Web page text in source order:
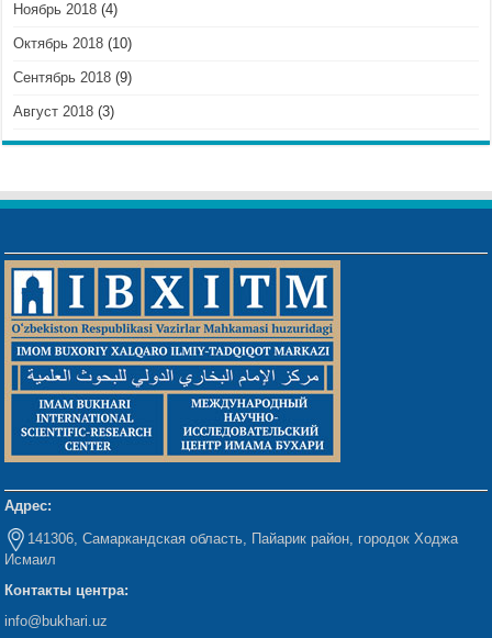
Ноябрь 2018 (4)
Октябрь 2018 (10)
Сентябрь 2018 (9)
Август 2018 (3)
Адрес:
141306, Самаркандская область, Пайарик район, городок Ходжа
Исмаил
Контакты центра:
info@bukhari.uz